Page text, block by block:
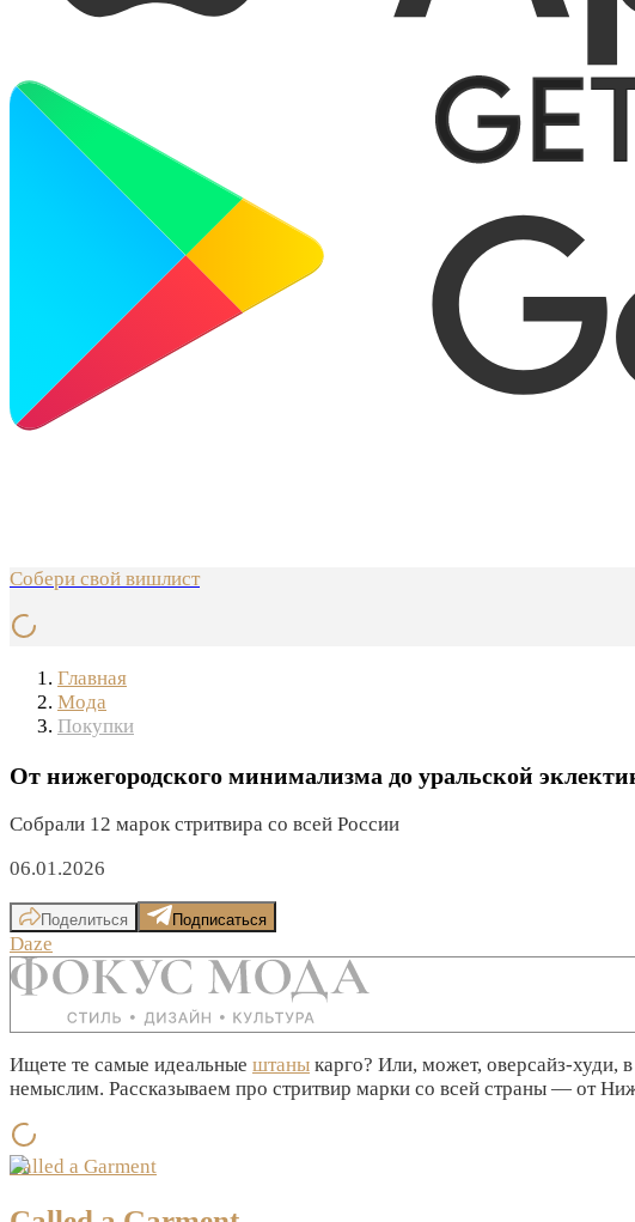
Собери свой вишлист
Главная
Мода
Покупки
От нижегородского минимализма до уральской
Собрали 12 марок стритвира со всей России
06.01.2026
Поделиться Подписаться
Daze
Ищете те самые идеальные штаны карго? Или, может, оверсайз-худи,
немыслим. Рассказываем про стритвир марки со всей страны — от
Called a Garment